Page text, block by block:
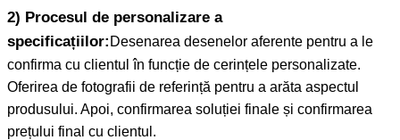
2) Procesul de personalizare a
specificațiilor: Desenarea desenelor aferente pentru a le
confirma cu clientul în funcție de cerințele personalizate.
Oferirea de fotografii de referință pentru a arăta aspectul
produsului. Apoi, confirmarea soluției finale și confirmarea
prețului final cu clientul.